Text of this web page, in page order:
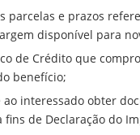
parcelas e prazos
disponível para
de Crédito que
benefício;
interessado obter
de Declaração do